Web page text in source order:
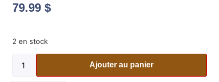
79.99 $
2 en stock
Ajouter au panier